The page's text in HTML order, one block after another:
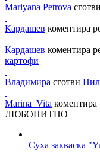
Mariyana Petrova сготви
Кардашев коментира
Кардашев коментира
картофи
Владимира сготви
Marina_Vita коментира
ЛЮБОПИТНО
Суха закваска